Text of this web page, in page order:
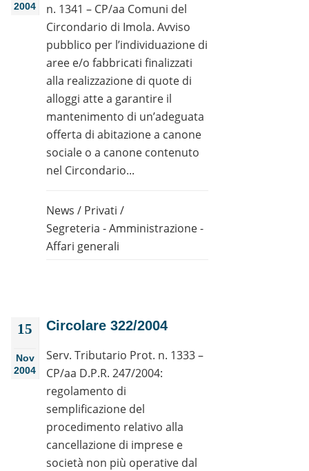
2004
n. 1341 – CP/aa Comuni del
Circondario di Imola. Avviso
pubblico per l’individuazione di
aree e/o fabbricati finalizzati
alla realizzazione di quote di
alloggi atte a garantire il
mantenimento di un’adeguata
offerta di abitazione a canone
sociale o a canone contenuto
nel Circondario...
News / Privati /
Segreteria - Amministrazione -
Affari generali
15
Nov
2004
Circolare 322/2004
Serv. Tributario Prot. n. 1333 –
CP/aa D.P.R. 247/2004:
regolamento di
semplificazione del
procedimento relativo alla
cancellazione di imprese e
società non più operative dal